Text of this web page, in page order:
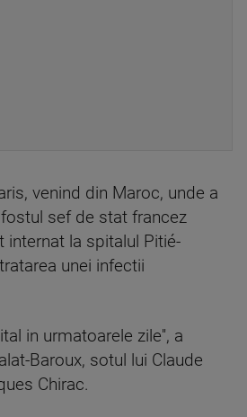
venind din Maroc, unde a
sef de stat francez
la spitalul Pitié-
unei infectii
in urmatoarele zile'', a
Baroux, sotul lui Claude
Chirac.